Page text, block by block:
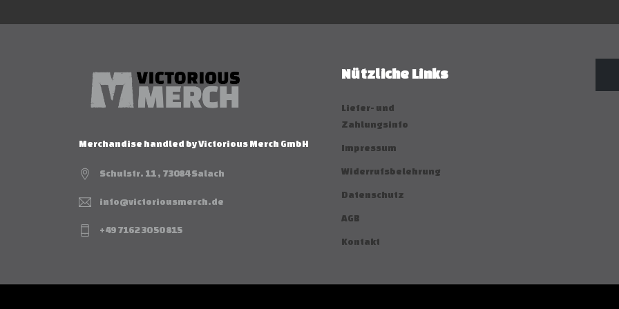
Merchandise handled by Victorious Merch GmbH
Schulstr. 11 , 73084 Salach
info@victoriousmerch.de
+49 7162 30 50 815
Nützliche Links
Liefer- und
Zahlungsinfo
Impressum
Widerrufsbelehrung
Datenschutz
AGB
Kontakt